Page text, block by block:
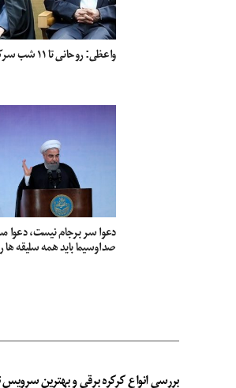
واعظی: روحانی تا ۱۱ شب سرکار است
دعوا سر برجام نیست، دعوا
صداوسیما باید همه سلیقه
بررسی انواع کرکره برقی و بهترین